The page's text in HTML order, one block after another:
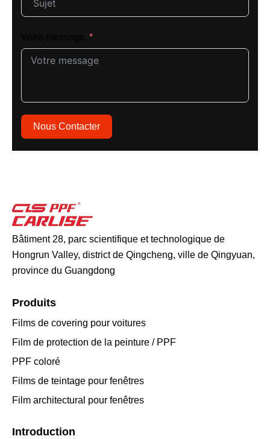
Nous Contacter
Bâtiment 28, parc scientifique et technologique de
Hongrun Valley, district de Qingcheng, ville de Qingyuan,
province du Guangdong
Produits
Films de covering pour voitures
Film de protection de la peinture / PPF
PPF coloré
Films de teintage pour fenêtres
Film architectural pour fenêtres
Introduction